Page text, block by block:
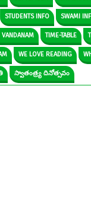
STUDENTS INFO SWAMI
VANDANAM TIME-TABLE
WE LOVE READING
స్వాతంత్ర్య దినోత్సవం